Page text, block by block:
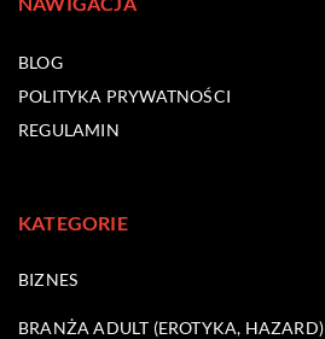
BLOG
POLITYKA PRYWATNOŚCI
REGULAMIN
KATEGORIE
BIZNES
BRANŻA ADULT (EROTYKA, HAZARD)